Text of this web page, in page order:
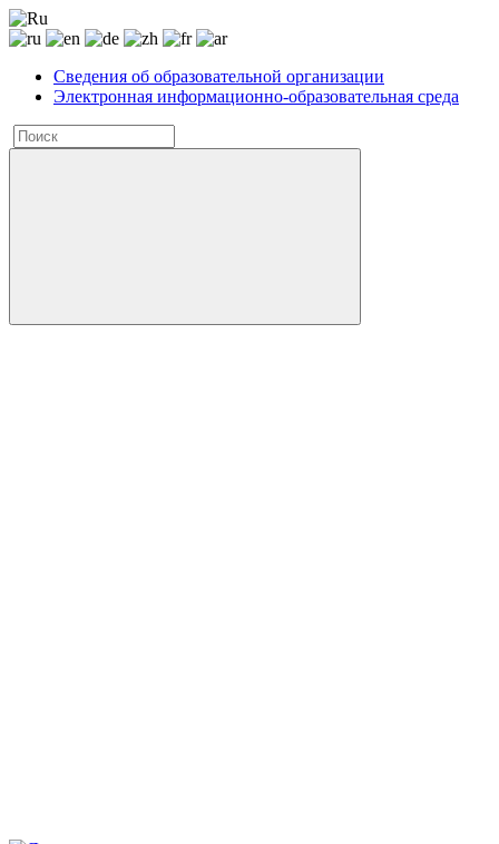
Сведения об образовательной организации
Электронная информационно-образовательная среда